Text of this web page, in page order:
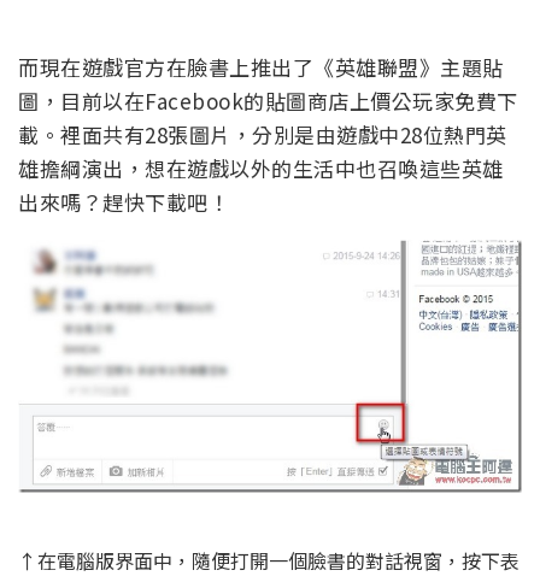
而現在遊戲官方在臉書上推出了《英雄聯盟》主題貼
圖，目前以在Facebook的貼圖商店上價公玩家免費下
載。裡面共有28張圖片，分別是由遊戲中28位熱門英
雄擔綱演出，想在遊戲以外的生活中也召喚這些英雄
出來嗎？趕快下載吧！
↑在電腦版界面中，隨便打開一個臉書的對話視窗，按下表